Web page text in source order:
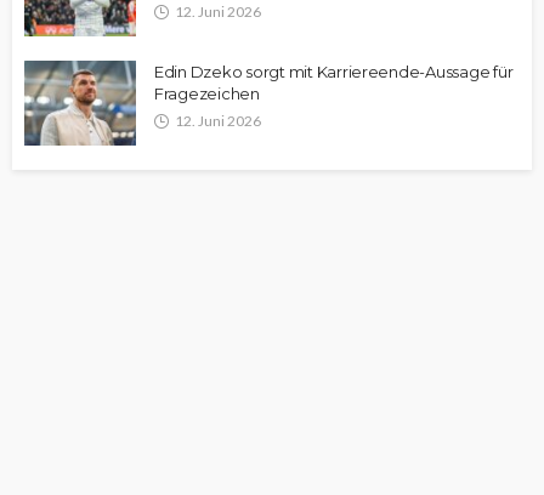
12. Juni 2026
Edin Dzeko sorgt mit Karriereende-Aussage für
Fragezeichen
12. Juni 2026